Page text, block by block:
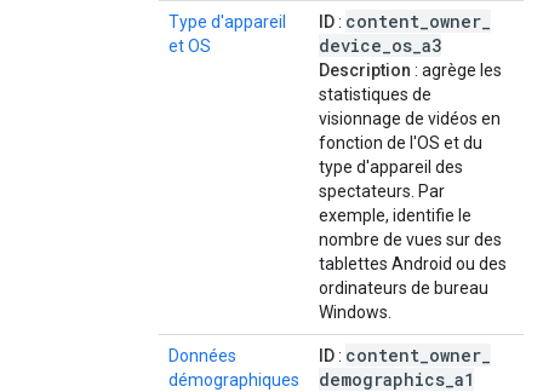
Type d'appareil
et OS
ID: content owner
device os a3
Description : agrège les
statistiques de
visionnage de vidéos en
fonction de l'OS et du
type d'appareil des
spectateurs. Par
exemple, identifie le
nombre de vues sur des
tablettes Android ou des
ordinateurs de bureau
Windows.
Données
démographiques
ID: content owner
demographics a1